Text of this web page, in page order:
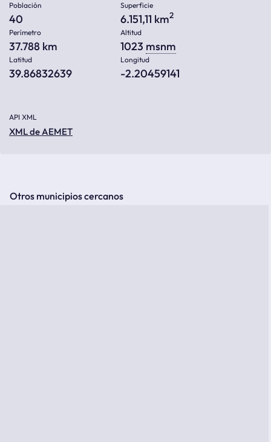
Población
40
Superficie
6.151,11 km2
Perímetro
37.788 km
Altitud
1023 msnm
Latitud
39.86832639
Longitud
-2.20459141
API XML
XML de AEMET
Otros municipios cercanos